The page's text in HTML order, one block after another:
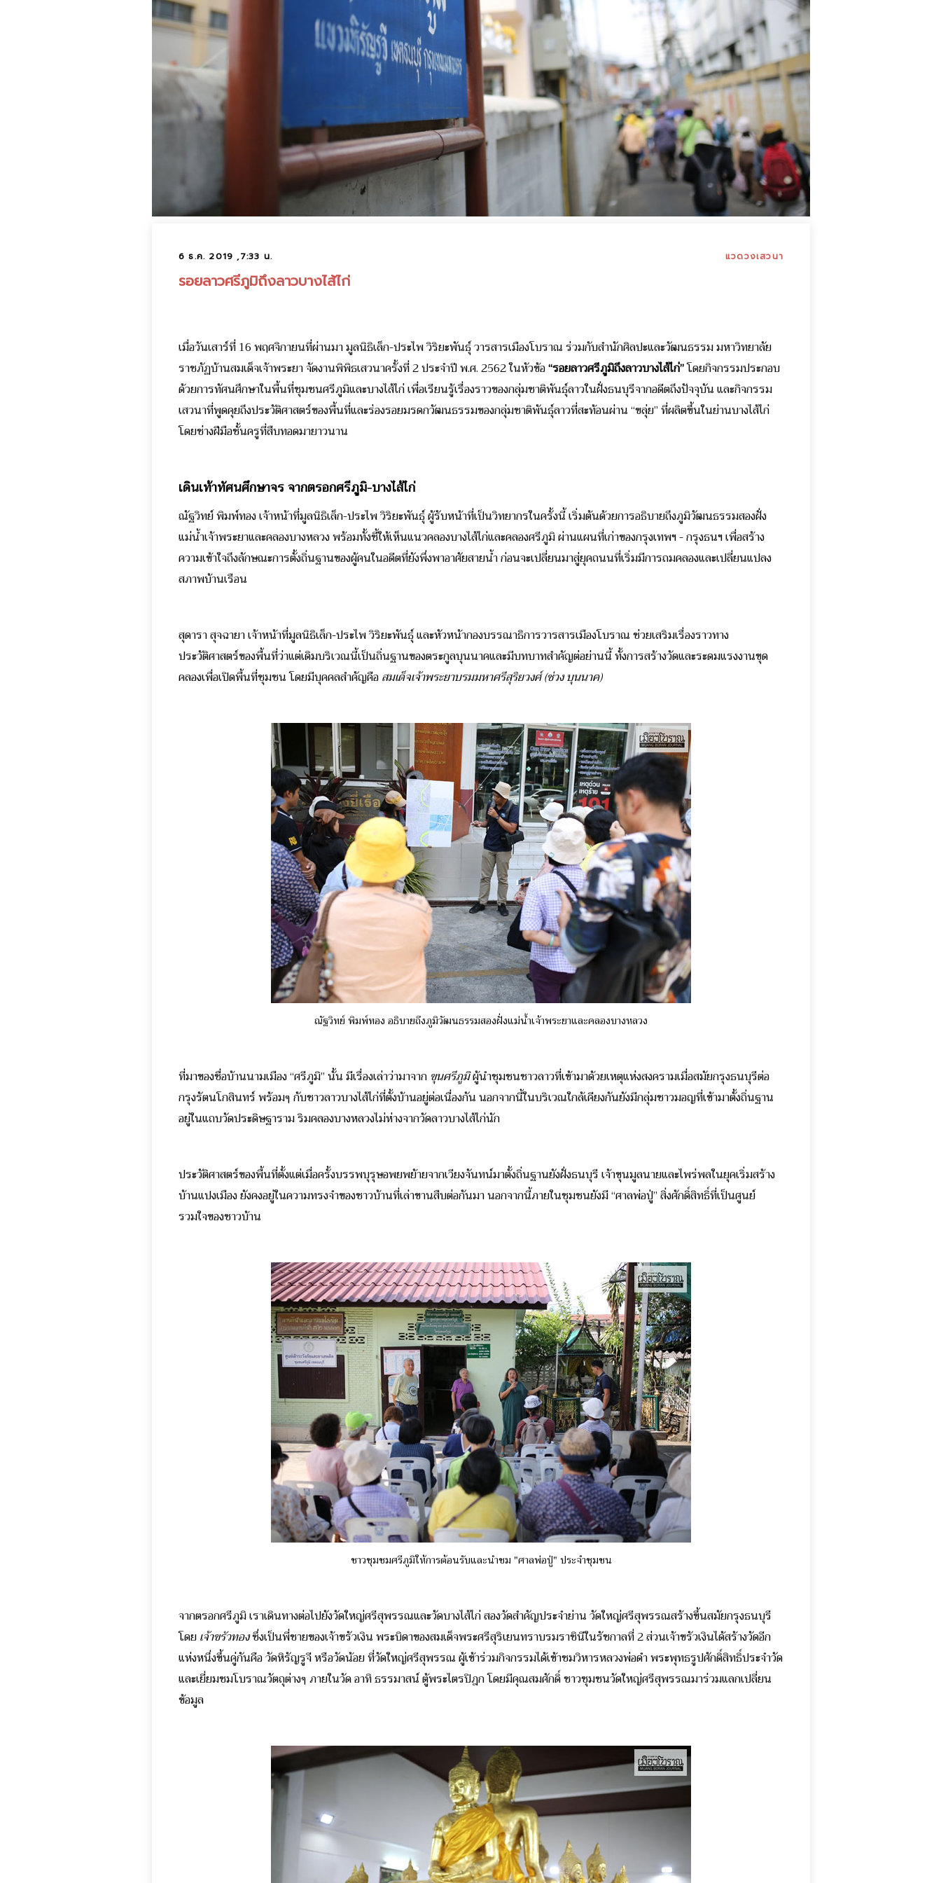
6 ธ.ค. 2019 ,7:33 น. แวดวงเสวนา
รอยลาวศรีภูมิถึงลาวบางไส้ไก่
เมื่อวันเสาร์ที่ 16 พฤศจิกายนที่ผ่านมา มูลนิธิเล็ก-ประไพ วิริยะพันธุ์ วารสารเมืองโบราณ ร่วมกับสำนักศิลปะและวัฒนธรรม มหาวิทยาลัย
ราชภัฏบ้านสมเด็จเจ้าพระยา จัดงานพิพิธเสวนาครั้งที่ 2 ประจำปี พ.ศ. 2562 ในหัวข้อ“รอยลาวศรีภูมิถึงลาวบางไส้ไก่”โดยกิจกรรมประกอบ
ด้วยการทัศนศึกษาในพื้นที่ชุมชนศรีภูมิและบางไส้ไก่ เพื่อเรียนรู้เรื่องราวของกลุ่มชาติพันธุ์ลาวในฝั่งธนบุรีจากอดีตถึงปัจจุบัน และกิจกรรม
เสวนาที่พูดคุยถึงประวัติศาสตร์ของพื้นที่และร่องรอยมรดกวัฒนธรรมของกลุ่มชาติพันธุ์ลาวที่สะท้อนผ่าน “ขลุ่ย” ที่ผลิตขึ้นในย่านบางไส้ไก่
โดยช่างฝีมือชั้นครูที่สืบทอดมายาวนาน
เดินเท้าทัศนศึกษาจร จากตรอกศรีภูมิ-บางไส้ไก่
ณัฐวิทย์ พิมพ์ทองเจ้าหน้าที่มูลนิธิเล็ก-ประไพ วิริยะพันธุ์ผู้รับหน้าที่เป็นวิทยากรในครั้งนี้ เริ่มต้นด้วยการอธิบายถึงภูมิวัฒนธรรมสองฝั่ง
แม่น้ำเจ้าพระยาและคลองบางหลวง พร้อมทั้งชี้ให้เห็นแนวคลองบางไส้ไก่และคลองศรีภูมิ ผ่านแผนที่เก่าของกรุงเทพฯ - กรุงธนฯ เพื่อสร้าง
ความเข้าใจถึงลักษณะการตั้งถิ่นฐานของผู้คนในอดีตที่ยังพึ่งพาอาศัยสายน้ำ ก่อนจะเปลี่ยนมาสู่ยุคถนนที่เริ่มมีการถมคลองและเปลี่ยนแปลง
สภาพบ้านเรือน
สุดารา สุจฉายาเจ้าหน้าที่มูลนิธิเล็ก-ประไพ วิริยะพันธุ์ และหัวหน้ากองบรรณาธิการวารสารเมืองโบราณ ช่วยเสริมเรื่องราวทาง
ประวัติศาสตร์ของพื้นที่ว่าแต่เดิมบริเวณนี้เป็นถิ่นฐานของตระกูลบุนนาคและมีบทบาทสำคัญต่อย่านนี้ ทั้งการสร้างวัดและระดมแรงงานขุด
คลองเพื่อเปิดพื้นที่ชุมชน โดยมีบุคคลสำคัญคือสมเด็จเจ้าพระยาบรมมหาศรีสุริยวงศ์ (ช่วง บุนนาค)
ณัฐวิทย์ พิมพ์ทอง อธิบายถึงภูมิวัฒนธรรมสองฝั่งแม่น้ำเจ้าพระยาและคลองบางหลวง
ที่มาของชื่อบ้านนามเมือง “ศรีภูมิ” นั้น มีเรื่องเล่าว่ามาจากขุนศรีภูมิผู้นำชุมชนชาวลาวที่เข้ามาด้วยเหตุแห่งสงครามเมื่อสมัยกรุงธนบุรีต่อ
กรุงรัตนโกสินทร์ พร้อมๆ กับชาวลาวบางไส้ไก่ที่ตั้งบ้านอยู่ต่อเนื่องกัน นอกจากนี้ในบริเวณใกล้เคียงกันยังมีกลุ่มชาวมอญที่เข้ามาตั้งถิ่นฐาน
อยู่ในแถบวัดประดิษฐาราม ริมคลองบางหลวงไม่ห่างจากวัดลาวบางไส้ไก่นัก
ประวัติศาสตร์ของพื้นที่ตั้งแต่เมื่อครั้งบรรพบุรุษอพยพย้ายจากเวียงจันทน์มาตั้งถิ่นฐานยังฝั่งธนบุรี เจ้าขุนมูลนายและไพร่พลในยุคเริ่มสร้าง
บ้านแปงเมือง ยังคงอยู่ในความทรงจำของชาวบ้านที่เล่าขานสืบต่อกันมา นอกจากนี้ภายในชุมชนยังมี “ศาลพ่อปู่” สิ่งศักดิ์สิทธิ์ที่เป็นศูนย์
รวมใจของชาวบ้าน
ชาวชุมชมศรีภูมิให้การต้อนรับและนำชม "ศาลพ่อปู่" ประจำชุมชน
จากตรอกศรีภูมิ เราเดินทางต่อไปยังวัดใหญ่ศรีสุพรรณและวัดบางไส้ไก่ สองวัดสำคัญประจำย่านวัดใหญ่ศรีสุพรรณสร้างขึ้นสมัยกรุงธนบุรี
โดยเจ้าขรัวทองซึ่งเป็นพี่ชายของเจ้าขรัวเงิน พระบิดาของสมเด็จพระศรีสุริเยนทราบรมราชินีในรัชกาลที่ 2 ส่วนเจ้าขรัวเงินได้สร้างวัดอีก
แห่งหนึ่งขึ้นคู่กันคือ วัดหิรัญรูจี หรือวัดน้อยที่วัดใหญ่ศรีสุพรรณ ผู้เข้าร่วมกิจกรรมได้เข้าชมวิหารหลวงพ่อดำ พระพุทธรูปศักดิ์สิทธิ์ประจำวัด
และเยี่ยมชมโบราณวัตถุต่างๆ ภายในวัด อาทิ ธรรมาสน์ ตู้พระไตรปิฎก โดยมีคุณสมศักดิ์ ชาวชุมชนวัดใหญ่ศรีสุพรรณมาร่วมแลกเปลี่ยน
ข้อมูล